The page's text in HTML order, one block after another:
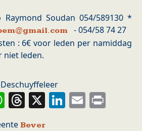
Soudan 054/589130 *
- 054/58 74 27
: 6€ voor leden per namiddag
niet leden.
WhatsApp
Threads
X LinkedIn
Email
Bever